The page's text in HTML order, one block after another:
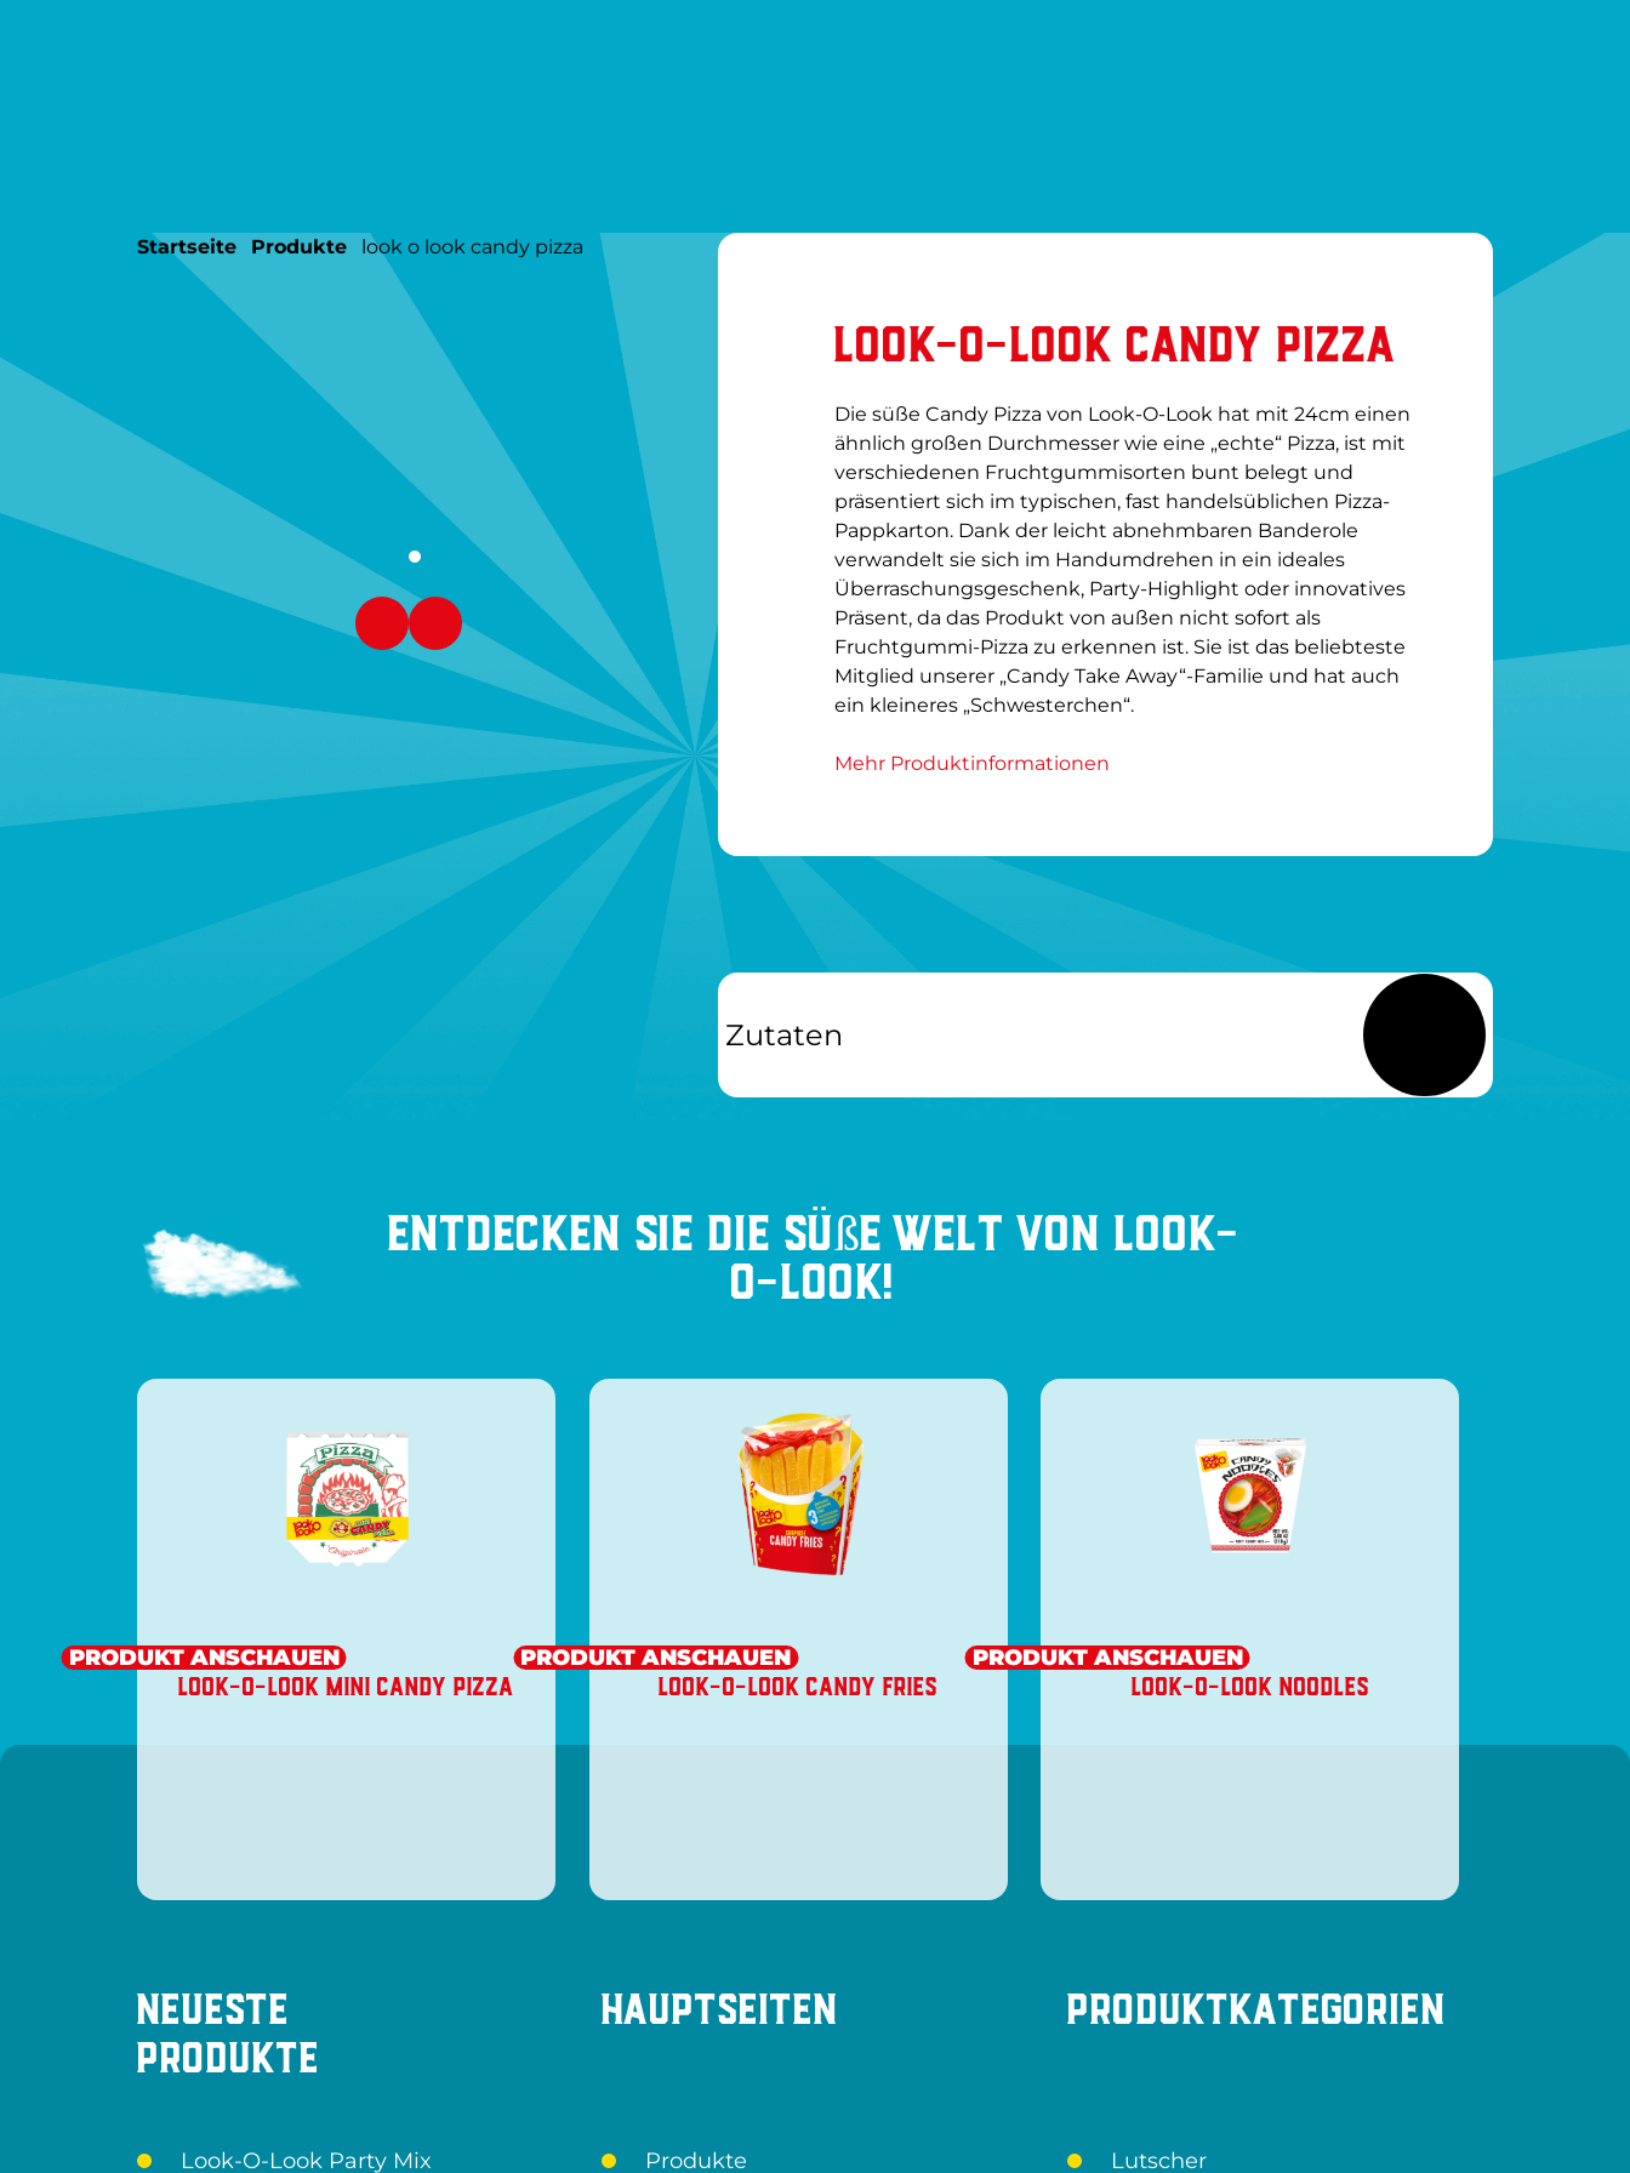
Startseite produkte look o look candy pizza
LOOK-O-LOOK CANDY PIZZA
Die süße Candy Pizza von Look-O-Look hat mit 24cm einen
ähnlich großen Durchmesser wie eine „echte“ Pizza, ist mit
verschiedenen Fruchtgummisorten bunt belegt und
präsentiert sich im typischen, fast handelsüblichen Pizza-
Pappkarton. Dank der leicht abnehmbaren Banderole
verwandelt sie sich im Handumdrehen in ein ideales
Überraschungsgeschenk, Party-Highlight oder innovatives
Präsent, da das Produkt von außen nicht sofort als
Fruchtgummi-Pizza zu erkennen ist. Sie ist das beliebteste
Mitglied unserer „Candy Take Away“-Familie und hat auch
ein kleineres „Schwesterchen“.
Mehr Produktinformationen
Zutaten
Entdecken Sie die süße Welt von Look-
O-Look!
LOOK-O-LOOK MINI CANDY PIZZA
PRODUKT ANSCHAUEN
LOOK-O-LOOK CANDY FRIES
PRODUKT ANSCHAUEN
LOOK-O-LOOK NOODLES
PRODUKT ANSCHAUEN
Neueste
Produkte
Look-O-Look Party Mix
Hauptseiten
Produkte
Produktkategorien
Lutscher